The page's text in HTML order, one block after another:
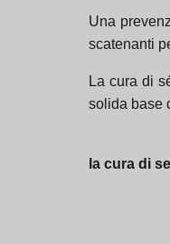
Una
scatenanti
La cura di
solida base
la cura di